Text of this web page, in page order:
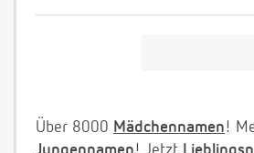
Über 8000 Mädchennamen!